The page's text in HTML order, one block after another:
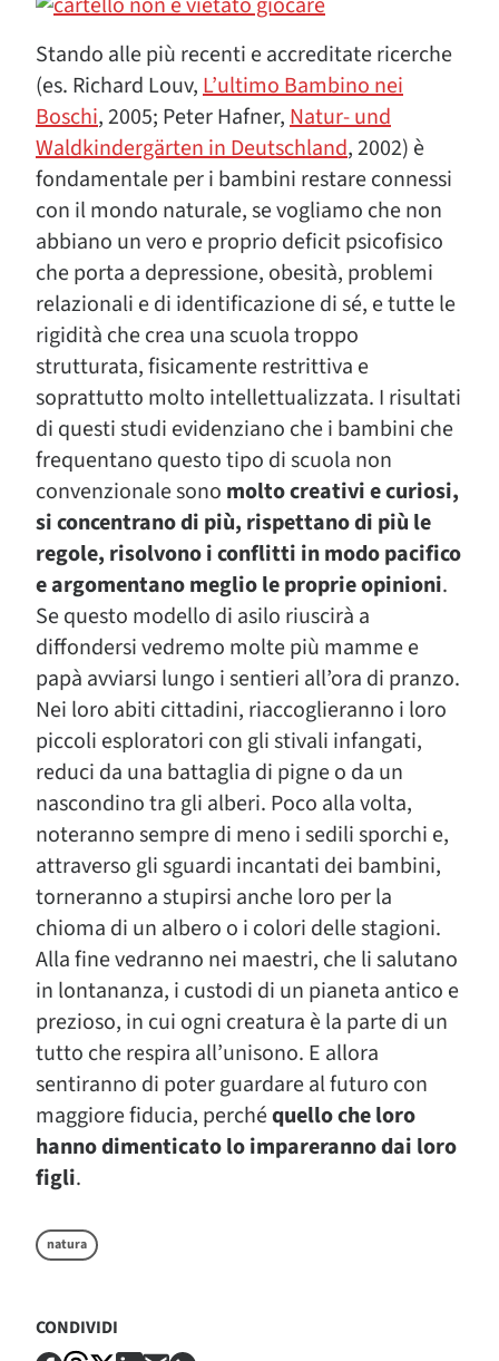
Stando alle più recenti e accreditate ricerche
(es. Richard Louv,L’ultimo Bambino nei
Boschi, 2005; Peter Hafner,Natur- und
Waldkindergärten in Deutschland, 2002) è
fondamentale per i bambini restare connessi
con il mondo naturale, se vogliamo che non
abbiano un vero e proprio deficit psicofisico
che porta a depressione, obesità, problemi
relazionali e di identificazione di sé, e tutte le
rigidità che crea una scuola troppo
strutturata, fisicamente restrittiva e
soprattutto molto intellettualizzata. I risultati
di questi studi evidenziano che i bambini che
frequentano questo tipo di scuola non
convenzionale sono molto creativi e curiosi,
si concentrano di più, rispettano di più le
regole, risolvono i conflitti in modo pacifico
e argomentano meglio le proprie opinioni.
Se questo modello di asilo riuscirà a
diffondersi vedremo molte più mamme e
papà avviarsi lungo i sentieri all’ora di pranzo.
Nei loro abiti cittadini, riaccoglieranno i loro
piccoli esploratori con gli stivali infangati,
reduci da una battaglia di pigne o da un
nascondino tra gli alberi. Poco alla volta,
noteranno sempre di meno i sedili sporchi e,
attraverso gli sguardi incantati dei bambini,
torneranno a stupirsi anche loro per la
chioma di un albero o i colori delle stagioni.
Alla fine vedranno nei maestri, che li salutano
in lontananza, i custodi di un pianeta antico e
prezioso, in cui ogni creatura è la parte di un
tutto che respira all’unisono. E allora
sentiranno di poter guardare al futuro con
maggiore fiducia, perchéquello che loro
hanno dimenticato lo impareranno dai loro
figli.
natura
CONDIVIDI